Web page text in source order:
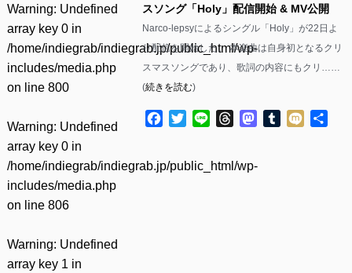
Warning: Undefined
array key 0 in
/home/indiegrab/indiegrab.jp/public_html/wp-
includes/media.php
on line 800
Warning: Undefined
array key 0 in
/home/indiegrab/indiegrab.jp/public_html/wp-
includes/media.php
on line 806
Warning: Undefined
array key 1 in
スソング「Holy」配信開始 & MV公開
Narco-lepsyによるシングル「Holy」が22日よ
り配信を開始した。 本楽曲は自身初となるクリ
スマスソングであり、歌詞の内容にもクリ……
(続きを読む)
Facebook
TwitterLine ThreadsMastodon
Tumblr
Mixi